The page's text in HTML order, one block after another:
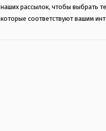
наших рассылок, чтобы выбрать
которые соответствуют вашим